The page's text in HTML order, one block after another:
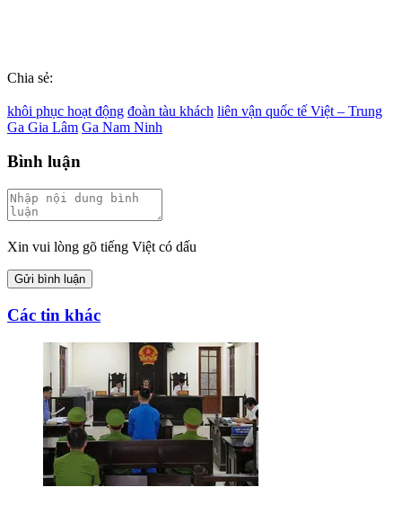
Chia sẻ:
khôi phục hoạt động đoàn tàu khách liên vận quốc tế Việt – Trung
Ga Gia Lâm Ga Nam Ninh
Bình luận
Xin vui lòng gõ tiếng Việt có dấu
Gửi bình luận
Các tin khác